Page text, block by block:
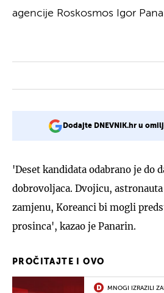
agencije Roskosmos Igor
Dodajte DNEVNIK.hr u
'Deset kandidata odabrano je do
dobrovoljaca. Dvojicu,
zamjenu, Koreanci bi mogli
prosinca', kazao je Panarin.
PROČITAJTE I OVO
MNOGI IZRAZILI